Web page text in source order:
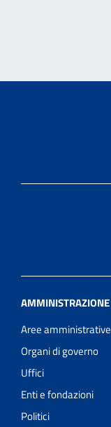
AMMINISTRAZIONE
Aree amministrative
Organi di governo
Uffici
Enti e fondazioni
Politici